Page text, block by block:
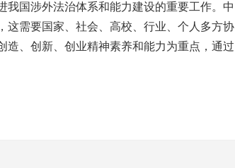
国涉外法治体系和能力建设的重要工作。中
这需要国家、社会、高校、行业、个人多方协
造、创新、创业精神素养和能力为重点，通过